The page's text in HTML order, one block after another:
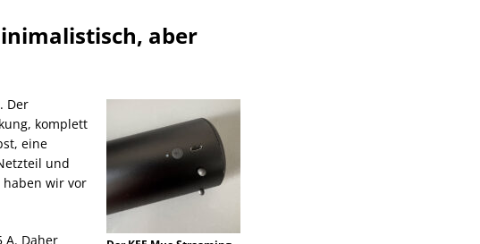
aber
Der
komplett
eine
und
haben wir vor
A. Daher